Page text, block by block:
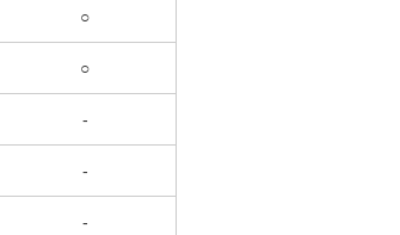
○
○
-
-
-